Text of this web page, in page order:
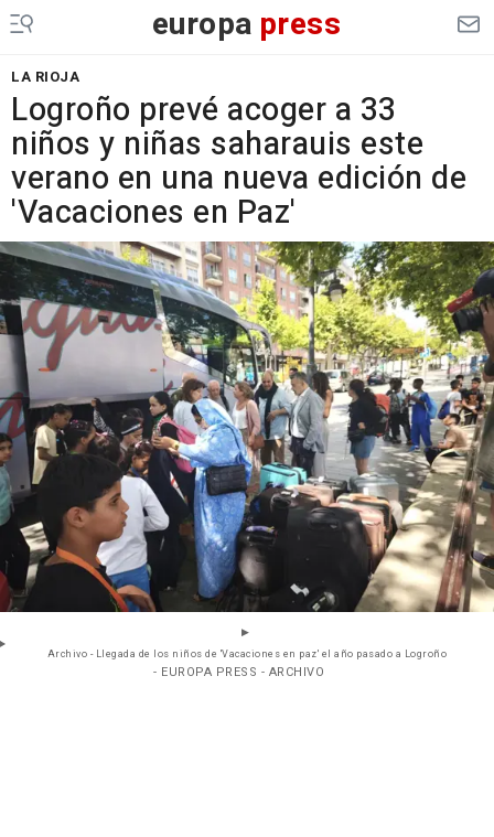
europa press
LA RIOJA
Logroño prevé acoger a 33
niños y niñas saharauis este
verano en una nueva edición de
'Vacaciones en Paz'
Archivo - Llegada de los niños de 'Vacaciones en paz' el año pasado a Logroño
- EUROPA PRESS - ARCHIVO